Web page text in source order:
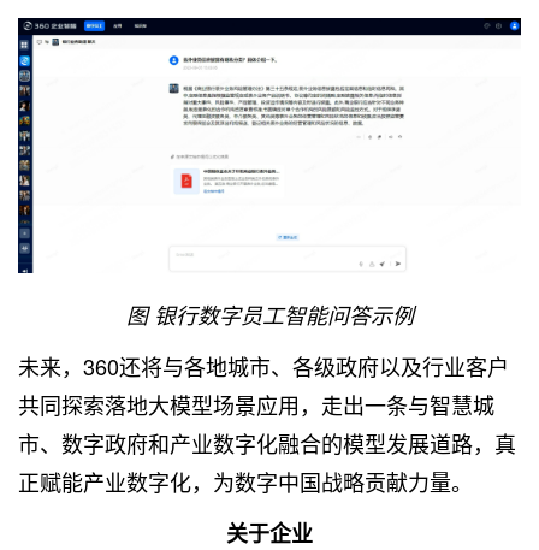
图 银行数字员工智能问答示例
未来，360还将与各地城市、各级政府以及行业客户
共同探索落地大模型场景应用，走出一条与智慧城
市、数字政府和产业数字化融合的模型发展道路，真
正赋能产业数字化，为数字中国战略贡献力量。
关于企业